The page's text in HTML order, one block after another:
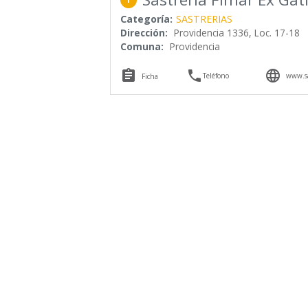
Categoría: SASTRERIAS
Dirección: Providencia 1336, Loc. 17-18
Comuna: Providencia
 Ficha Teléfono 